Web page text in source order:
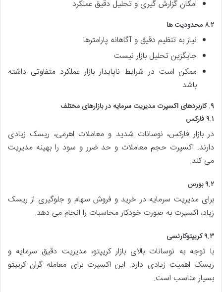
امکان گزارش گیری و تحلیل دقیق عملکرد
۸.۲ محدودیت ها
نیاز به تنظیم دقیق و آگاهانه پارامترها
جایگزین تحلیل بازار نیست
ممکن است در شرایط ناپایدار بازار عملکرد متفاوتی داشته
باشد
۹. کاربردهای اکسپرت مدیریت سرمایه در بازارهای مختلف
۹.۱ فارکس
در بازار فارکس، نوسانات شدید و معاملات اهرمی، ریسک زیادی
دارند. اکسپرت حجم معاملات و حد ضرر و سود را بهینه مدیریت
می کند.
۹.۲ بورس
برای مدیریت سرمایه در خرید و فروش سهام و جلوگیری از ریسک
زیاد، اکسپرت به صورت خودکار محاسبات را انجام می دهد.
۹.۳ کریپتوکارنسی
با توجه به نوسانات بالای بازار کریپتو، مدیریت دقیق سرمایه و
ریسک اهمیت زیادی دارد. این اکسپرت برای معامله گران کریپتو
بسیار مناسب است.